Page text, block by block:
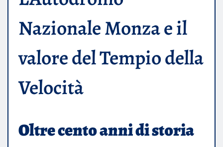
Nazionale Monza e il
valore del Tempio della
Velocità
Oltre cento anni di storia